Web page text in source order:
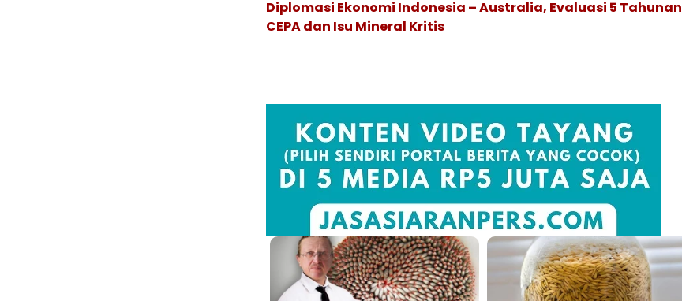
Diplomasi Ekonomi Indonesia – Australia, Evaluasi 5 Tahunan
CEPA dan Isu Mineral Kritis